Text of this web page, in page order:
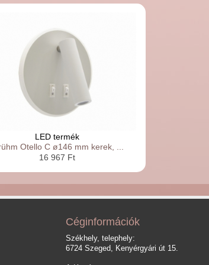
LED termék
Otello C ø146 mm kerek, ...
16 967 Ft
Céginformációk
Székhely, telephely:
6724 Szeged, Kenyérgyári út 15.